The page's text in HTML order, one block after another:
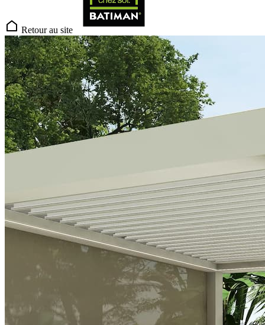
Retour au site